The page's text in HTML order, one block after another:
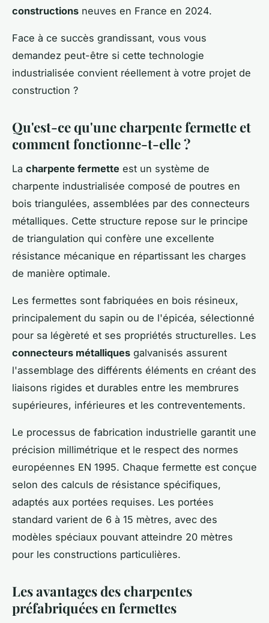
constructions neuves en France en 2024.
Face à ce succès grandissant, vous vous
demandez peut-être si cette technologie
industrialisée convient réellement à votre projet de
construction ?
Qu'est-ce qu'une charpente fermette et
comment fonctionne-t-elle ?
La charpente fermette est un système de
charpente industrialisée composé de poutres en
bois triangulées, assemblées par des connecteurs
métalliques. Cette structure repose sur le principe
de triangulation qui confère une excellente
résistance mécanique en répartissant les charges
de manière optimale.
Les fermettes sont fabriquées en bois résineux,
principalement du sapin ou de l'épicéa, sélectionné
pour sa légèreté et ses propriétés structurelles. Les
connecteurs métalliques galvanisés assurent
l'assemblage des différents éléments en créant des
liaisons rigides et durables entre les membrures
supérieures, inférieures et les contreventements.
Le processus de fabrication industrielle garantit une
précision millimétrique et le respect des normes
européennes EN 1995. Chaque fermette est conçue
selon des calculs de résistance spécifiques,
adaptés aux portées requises. Les portées
standard varient de 6 à 15 mètres, avec des
modèles spéciaux pouvant atteindre 20 mètres
pour les constructions particulières.
Les avantages des charpentes
préfabriquées en fermettes